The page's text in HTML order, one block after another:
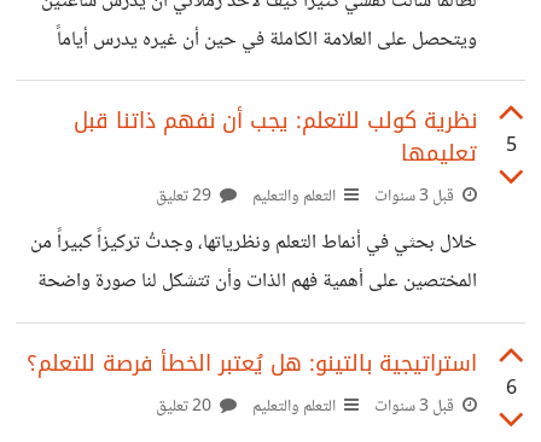
نمط التعلم الذي يناسبنا! شخصياً أتبع نظام التجريب حالياً كي
أصل إلى فهم أقمع لجميع الأنماط على
ويتحصل على العلامة الكاملة في حين أن غيره يدرس أياماً
متواصلة ولا يحصل نفس العلامة! خلال مطالعتي للكتاب الشهير
(Study Smarter Not Harder)، والذي ترجم للعربية باسم
(ادرس بذكاء وليس بجهد)، وجدتُ الكاتب كيفين بول يركز على
نقطة مهمة في التعلم وهي أن العبرة ليس بكمية الجهد المبذول
في التعلم ولكن بكيفية بذل هذا الجهد. ولعل هذا أقرب إلى
العقلانية، حيث أن الكثيرين قد تضيع منهم الساعات وهم في
5
نظرية كولب للتعلم: يجب أن نفهم ذاتنا قبل
تعليمها
قبل 3 سنوات التعلم والتعليم
خلال بحثي في أنماط التعلم ونظرياتها، وجدتُ تركيزاً كبيراً من
المختصين على أهمية فهم الذات وأن تتشكل لنا صورة واضحة
عن أهدافنا ودوافعنا وفي نفس الوقت أيضاً أنماط تعلمنا
المختلفة. ديفيد كولب الذي نشر أساليب التعلم الخاص به عام
1984 بعد أن أمضى سنوات من خبرات وتجارب عديدة قبل ذلك
6
استراتيجية بالتينو: هل يُعتبر الخطأ فرصة للتعلم؟
قبل 3 سنوات التعلم والتعليم